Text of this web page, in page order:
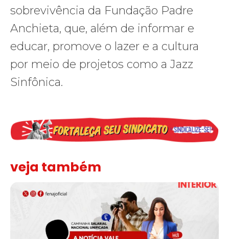
sobrevivência da Fundação Padre
Anchieta, que, além de informar e
educar, promove o lazer e a cultura
por meio de projetos como a Jazz
Sinfônica.
veja também
Assinada nova CCT de jornais e revistas do interior